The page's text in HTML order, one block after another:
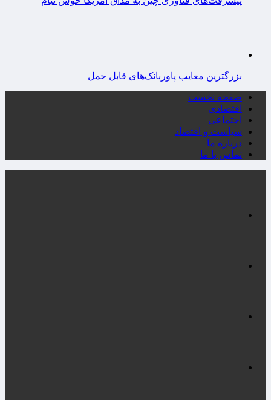
بزرگترین معایب پاوربانک‌های قابل حمل
صفحه نخست
اقتصادی
اجتماعی
سیاست و اقتصاد
درباره ما
تماس با ما